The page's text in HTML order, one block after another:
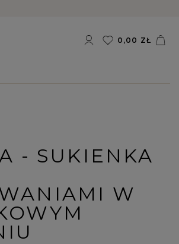
0,00 ZŁ
- SUKIENKA
W